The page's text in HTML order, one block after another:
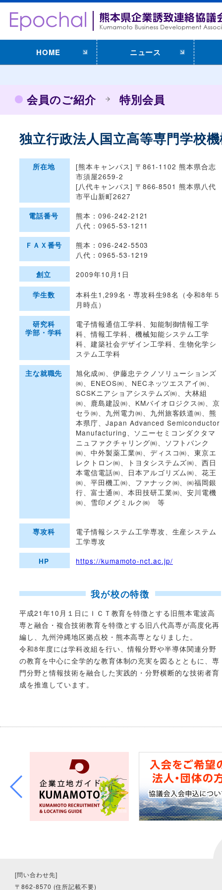
HOME ニュース
会員のご紹介 特別会員
独立行政法人国立高等専門学校
所在地
[熊本キャンパス] 〒861-1102 熊本県合志
市須屋2659-2
[八代キャンパス] 〒866-8501 熊本県八代
市平山新町2627
電話番号
熊本：096-242-2121
八代：0965-53-1211
ＦＡＸ番号
熊本：096-242-5503
八代：0965-53-1219
創立 2009年10月1日
学生数
本科生1,299名・専攻科生98名（令和8年５
月時点）
研究科
学部・学科
電子情報通信工学科、知能制御情報工学
科、情報工学科、機械知能システム工学
科、建築社会デザイン工学科、生物化学シ
ステム工学科
主な就職先
旭化成㈱、伊藤忠テクノソリューションズ
㈱、ENEOS㈱、NECネッツエスアイ㈱、
SCSKニアショアシステムズ㈱、大林組
㈱、鹿島建設㈱、KMバイオロジクス㈱、京
セラ㈱、九州電力㈱、九州旅客鉄道㈱、熊
本県庁、Japan Advanced Semiconductor
Manufacturing、ソニーセミコンダクタマ
ニュファクチャリング㈱、ソフトバンク
㈱、中外製薬工業㈱、ディスコ㈱、東京エ
レクトロン㈱、トヨタシステムズ㈱、西日
本電信電話㈱、日本アルゴリズム㈱、花王
㈱、平田機工㈱、ファナック㈱、㈱福岡銀
行、富士通㈱、本田技研工業㈱、安川電機
㈱、雪印メグミルク㈱ 等
専攻科
電子情報システム工学専攻、生産システム
工学専攻
HP https://kumamoto-nct.ac.jp/
我が校の特徴
平成21年10月１日にＩＣＴ教育を特徴とする旧熊本電波高
専と融合・複合技術教育を特徴とする旧八代高専が高度化再
編し、九州沖縄地区拠点校・熊本高専となりました。
令和8年度には学科改組を行い、情報分野や半導体関連分野
の教育を中心に全学的な教育体制の充実を図るとともに、専
門分野と情報技術を融合した実践的・分野横断的な技術者育
成を推進しています。
[問い合わせ先]
〒862-8570 (住所記載不要)